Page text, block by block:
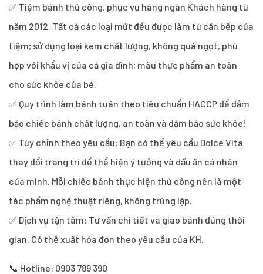
✅ Tiệm bánh thủ công, phục vụ hàng ngàn Khách hàng từ
năm 2012. Tất cả các loại mứt đều được làm từ căn bếp của
tiệm; sử dụng loại kem chất lượng, không quá ngọt, phù
hợp với khẩu vị của cả gia đình; màu thực phẩm an toàn
cho sức khỏe của bé.
✅ Quy trình làm bánh tuân theo tiêu chuẩn HACCP để đảm
bảo chiếc bánh chất lượng, an toàn và đảm bảo sức khỏe!
✅ Tùy chỉnh theo yêu cầu: Bạn có thể yêu cầu Dolce Vita
thay đổi trang trí để thể hiện ý tưởng và dấu ấn cá nhân
của mình. Mỗi chiếc bánh thực hiện thủ công nên là một
tác phẩm nghệ thuật riêng, không trùng lặp.
✅ Dịch vụ tận tâm: Tư vấn chi tiết và giao bánh đúng thời
gian. Có thể xuất hóa đơn theo yêu cầu của KH.
📞 Hotline: 0903 789 390